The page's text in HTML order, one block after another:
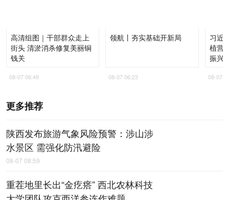
高清组图｜干部群众走上
街头 清淤消杀修复美丽铜
钱关
08-07 06:49
领航丨夯实基础开新局
08-07 06:23
习近
植营
振兴
08-07
更多推荐
陕西发布旅游气象风险预警：涉山涉
水景区 需强化防汛避险
08-07 08:59
重茬地里长出“金疙瘩” 西北农林科技